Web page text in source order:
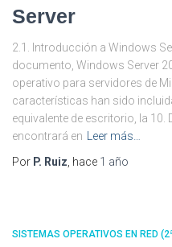
Server
2.1. Introducción a Windows
documento, Windows Server
operativo para servidores de
características han sido
equivalente de escritorio, la
encontrará en
Leer más…
Por P. Ruiz , hace 1 año
SISTEMAS OPERATIVOS EN RED